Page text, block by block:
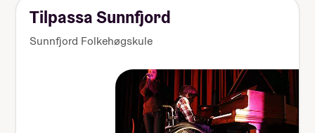
Tilpassa Sunnfjord
Sunnfjord Folkehøgskule